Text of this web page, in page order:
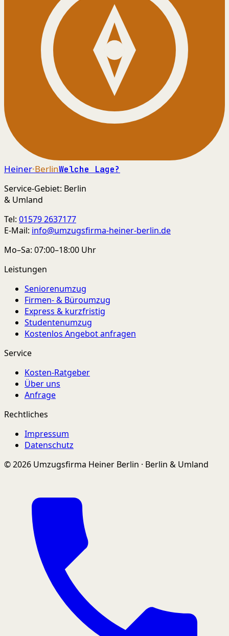
Heiner·BerlinWelche Lage?
Service-Gebiet: Berlin
& Umland
Tel: 01579 2637177
E-Mail: info@umzugsfirma-heiner-berlin.de
Mo–Sa: 07:00–18:00 Uhr
Leistungen
Seniorenumzug
Firmen- & Büroumzug
Express & kurzfristig
Studentenumzug
Kostenlos Angebot anfragen
Service
Kosten-Ratgeber
Über uns
Anfrage
Rechtliches
Impressum
Datenschutz
© 2026 Umzugsfirma Heiner Berlin · Berlin & Umland